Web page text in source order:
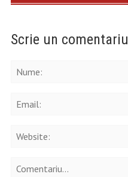
Scrie un comentariu